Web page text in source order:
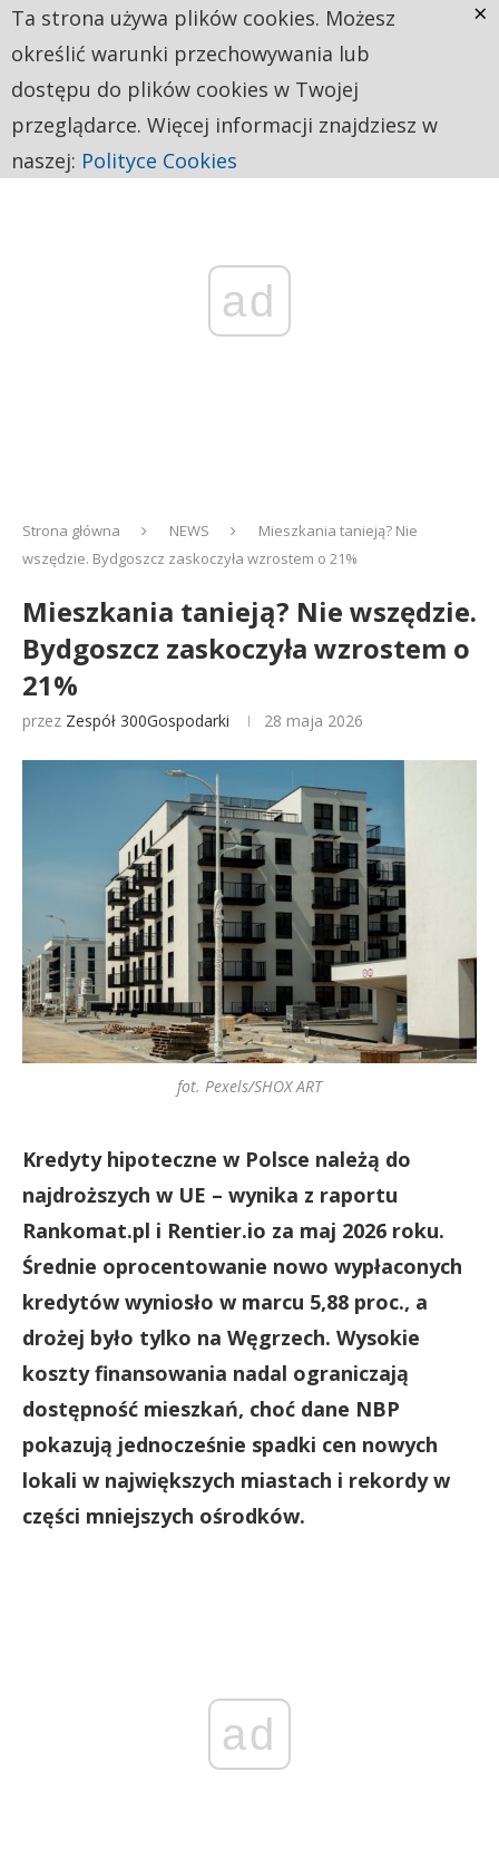
ad
Strona główna NEWS
Mieszkania tanieją? Nie
wszędzie. Bydgoszcz zaskoczyła wzrostem o 21%
Mieszkania tanieją? Nie wszędzie.
Bydgoszcz zaskoczyła wzrostem o
21%
przez Zespół 300Gospodarki 28 maja 2026
fot. Pexels/SHOX ART
Kredyty hipoteczne w Polsce należą do
najdroższych w UE – wynika z raportu
Rankomat.pl i Rentier.io za maj 2026 roku.
Średnie oprocentowanie nowo wypłaconych
kredytów wyniosło w marcu 5,88 proc., a
drożej było tylko na Węgrzech. Wysokie
koszty finansowania nadal ograniczają
dostępność mieszkań, choć dane NBP
pokazują jednocześnie spadki cen nowych
lokali w największych miastach i rekordy w
części mniejszych ośrodków.
ad
Ta strona używa plików cookies. Możesz
określić warunki przechowywania lub
dostępu do plików cookies w Twojej
przeglądarce. Więcej informacji znajdziesz w
naszej: Polityce Cookies
×